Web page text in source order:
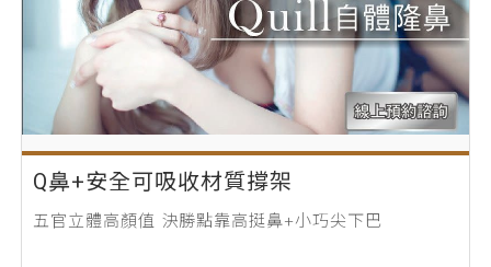
Q鼻+安全可吸收材質撐架
五官立體高顏值 決勝點靠高挺鼻+小巧尖下巴